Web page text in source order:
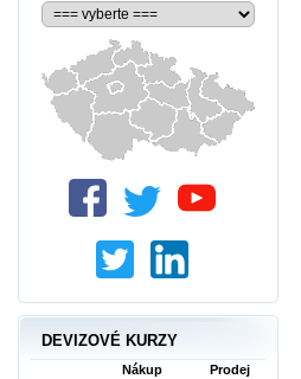
DEVIZOVÉ KURZY
Nákup
Prodej